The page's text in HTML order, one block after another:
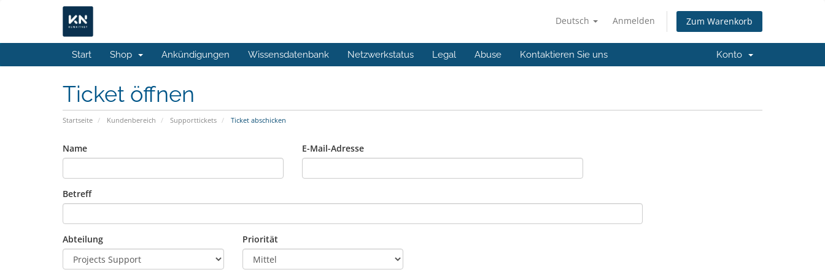
Deutsch Anmelden Zum Warenkorb
Start Shop Ankündigungen Wissensdatenbank Netzwerkstatus Legal Abuse Kontaktieren Sie uns Konto
Ticket öffnen
Startseite Kundenbereich Supporttickets Ticket abschicken
Name E-Mail-Adresse
Betreff
Abteilung Priorität